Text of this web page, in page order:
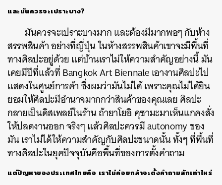
และมันควรจะเปราะบาง?
มันควรจะเปราะบางมากและต้องมีมากพอๆกับห้าง
สรรพสินค้าอย่างที่ญี่ปุ่นในห้างสรรพสินค้าเขาจะมีพื้นที่
ทางศิลปะอยู่ด้วยแต่บ้านเราไม่ให้ความสำคัญอย่างนี้มัน
เคยมีปีที่แล้วที่Bangkok Art Biennaleเอางานศิลปะไป
แสดงในศูนย์การค้าซึ่งผมว่ามันไม่ได้เพราะคุณไม่ได้ยิน
ยอมให้ศิลปะมีอำนาจมากกว่าสินค้าของคุณเลยศิลปะ
กลายเป็นดิสเพลย์ในร้านถ้ายาโยอิ คุซามะมาเห็นแกคงสั่ง
ให้ปลดงานออกจริงๆแล้วศิลปะควรมีautonomyของ
มันเราไม่ได้ให้ความสำคัญกับศิลปะขนาดนั้นทั้งๆที่พื้นที่
ทางศิลปะในยุคปัจจุบันคือพื้นที่ของการตั้งคำถาม
แต่ปัญหาของประเทศไทยคือ เราไม่ค่อยกล้าจะตั้งคำถามสักเท่าไหร่